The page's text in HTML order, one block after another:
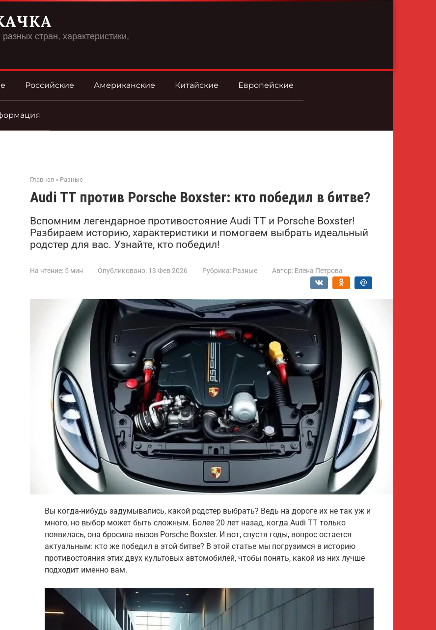
стран, характеристики,
Российские Американские Китайские Европейские
Главная » Разные
Audi TT против Porsche Boxster: кто победил в битве?
Вспомним легендарное противостояние Audi TT и Porsche Boxster!
Разбираем историю, характеристики и помогаем выбрать идеальный
родстер для вас. Узнайте, кто победил!
На чтение: 5 мин Опубликовано: 13 Фев 2026 Рубрика: Разные Автор: Елена Петрова
Вы когда-нибудь задумывались, какой родстер выбрать? Ведь на дороге их не так уж и
много, но выбор может быть сложным. Более 20 лет назад, когда Audi TT только
появилась, она бросила вызов Porsche Boxster. И вот, спустя годы, вопрос остается
актуальным: кто же победил в этой битве? В этой статье мы погрузимся в историю
противостояния этих двух культовых автомобилей, чтобы понять, какой из них лучше
подходит именно вам.